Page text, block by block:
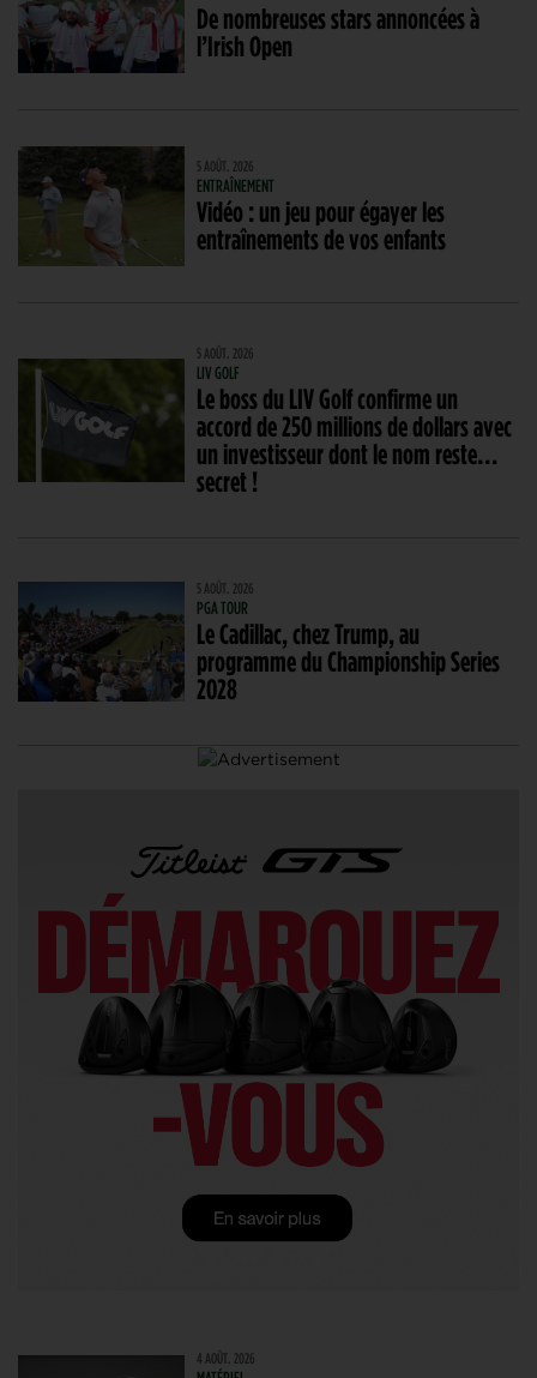
De nombreuses stars annoncées à
l’Irish Open
5 AOÛT. 2026
ENTRAÎNEMENT
Vidéo : un jeu pour égayer les
entraînements de vos enfants
5 AOÛT. 2026
LIV GOLF
Le boss du LIV Golf confirme un
accord de 250 millions de dollars avec
un investisseur dont le nom reste…
secret !
5 AOÛT. 2026
PGA TOUR
Le Cadillac, chez Trump, au
programme du Championship Series
2028
4 AOÛT. 2026